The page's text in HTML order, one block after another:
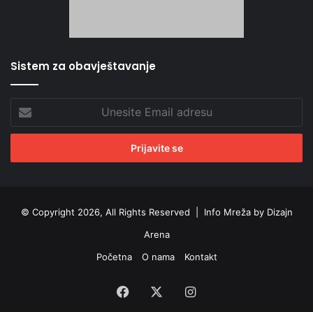
Sistem za obavještavanje
Email
adresu
© Copyright 2026, All Rights Reserved | Info Mreža by Dizajn
Arena
Početna
O nama Kontakt
Facebook Instagram